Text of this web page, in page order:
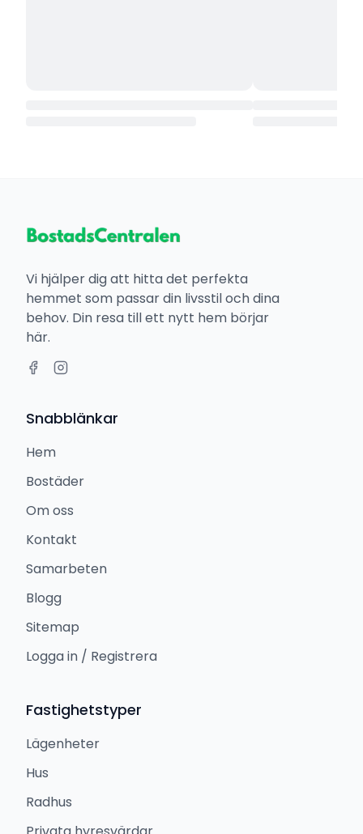
Vi hjälper dig att hitta det perfekta
hemmet som passar din livsstil och dina
behov. Din resa till ett nytt hem börjar
här.
Snabblänkar
Hem
Bostäder
Om oss
Kontakt
Samarbeten
Blogg
Sitemap
Logga in / Registrera
Fastighetstyper
Lägenheter
Hus
Radhus